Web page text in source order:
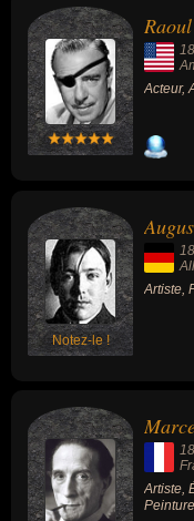
Acteur,
Notez-le !
Artiste,
Artiste,